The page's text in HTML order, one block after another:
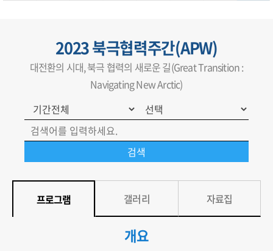
2023 북극협력주간(APW)
대전환의 시대, 북극 협력의 새로운 길(Great Transition :
Navigating New Arctic)
프로그램 갤러리 자료집
개요